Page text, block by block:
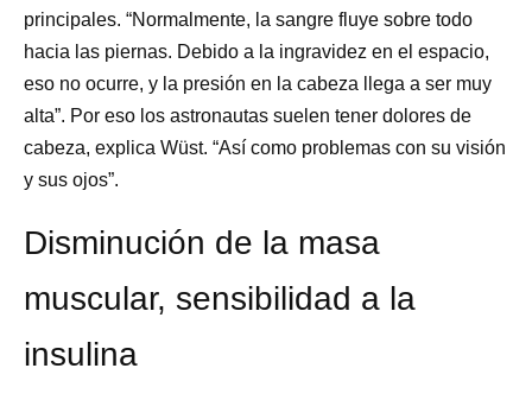
principales. “Normalmente, la sangre fluye sobre todo
hacia las piernas. Debido a la ingravidez en el espacio,
eso no ocurre, y la presión en la cabeza llega a ser muy
alta”. Por eso los astronautas suelen tener dolores de
cabeza, explica Wüst. “Así como problemas con su visión
y sus ojos”.
Disminución de la masa
muscular, sensibilidad a la
insulina